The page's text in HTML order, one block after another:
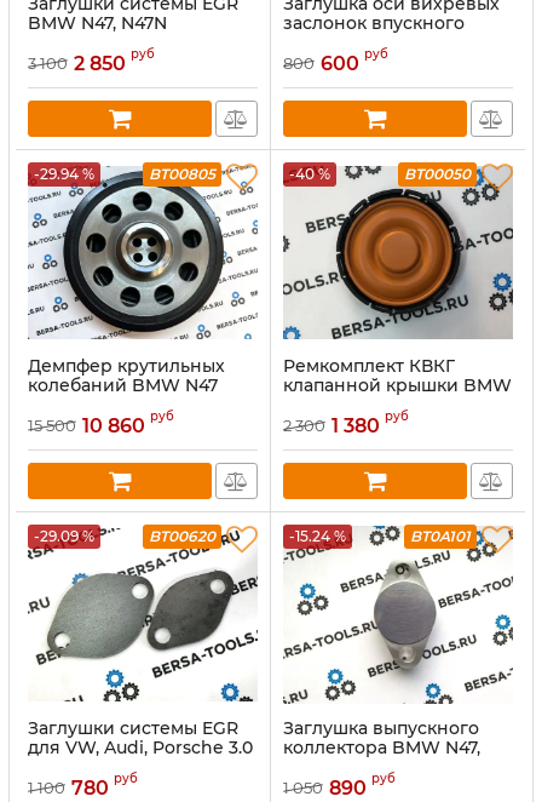
BMW N47, N47N
3 100 2 850 руб
заслонок впускного
коллектора BMW N47
800 600 руб
-29.94 % BT00805
Демпфер крутильных
колебаний BMW N47
11237823191, 11238512072
15 500 10 860 руб
-40 % BT00050
Ремкомплект КВКГ
клапанной крышки BMW
N47N, B47, N47S1
2 300 1 380 руб
-29.09 % BT00620
Заглушки системы EGR
для VW, Audi, Porsche 3.0
1 100 780 руб
-15.24 % BT0A101
Заглушка выпускного
коллектора BMW N47,
M47, N57, M57
1 050 890 руб